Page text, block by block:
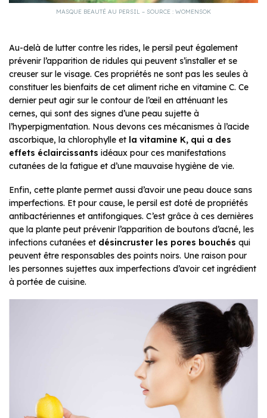
MASQUE BEAUTÉ AU PERSIL – SOURCE : WOMENSOK
Au-delà de lutter contre les rides, le persil peut également
prévenir l’apparition de ridules qui peuvent s’installer et se
creuser sur le visage. Ces propriétés ne sont pas les seules à
constituer les bienfaits de cet aliment riche en vitamine C. Ce
dernier peut agir sur le contour de l’œil en atténuant les
cernes, qui sont des signes d’une peau sujette à
l’hyperpigmentation. Nous devons ces mécanismes à l’acide
ascorbique, la chlorophylle et la vitamine K, qui a des
effets éclaircissants idéaux pour ces manifestations
cutanées de la fatigue et d’une mauvaise hygiène de vie.
Enfin, cette plante permet aussi d’avoir une peau douce sans
imperfections. Et pour cause, le persil est doté de propriétés
antibactériennes et antifongiques. C’est grâce à ces dernières
que la plante peut prévenir l’apparition de boutons d’acné, les
infections cutanées et désincruster les pores bouchés qui
peuvent être responsables des points noirs. Une raison pour
les personnes sujettes aux imperfections d’avoir cet ingrédient
à portée de cuisine.